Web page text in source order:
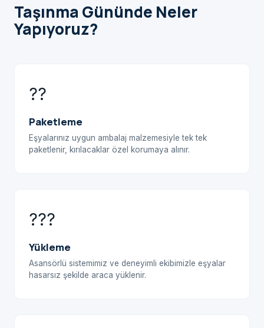
Taşınma Gününde Neler
Yapıyoruz?
??
Paketleme
Eşyalarınız uygun ambalaj malzemesiyle tek tek
paketlenir, kırılacaklar özel korumaya alınır.
???
Yükleme
Asansörlü sistemimiz ve deneyimli ekibimizle eşyalar
hasarsız şekilde araca yüklenir.